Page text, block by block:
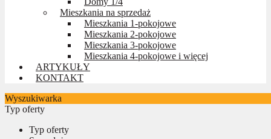
Mieszkania na sprzedaż
Mieszkania 1-pokojowe
Mieszkania 2-pokojowe
Mieszkania 3-pokojowe
Mieszkania 4-pokojowe i więcej
ARTYKUŁY
KONTAKT
Wyszukiwarka
Typ oferty
Typ oferty